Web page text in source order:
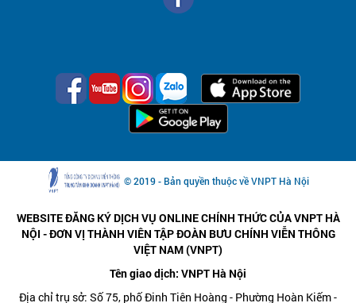
© 2019 - Bản quyền thuộc về VNPT Hà Nội
WEBSITE ĐĂNG KÝ DỊCH VỤ ONLINE CHÍNH THỨC CỦA VNPT HÀ
NỘI - ĐƠN VỊ THÀNH VIÊN TẬP ĐOÀN BƯU CHÍNH VIỄN THÔNG
VIỆT NAM (VNPT)
Tên giao dịch: VNPT Hà Nội
Địa chỉ trụ sở: Số 75, phố Đinh Tiên Hoàng - Phường Hoàn Kiếm -